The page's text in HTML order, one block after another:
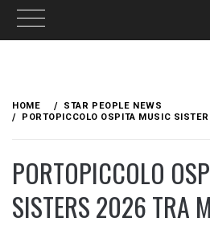
content
HOME
STAR PEOPLE NEWS
PORTOPICCOLO OSPITA MUSIC
PORTOPICCOLO
SISTERS 2026 TRA